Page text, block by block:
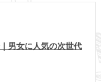
男女に人気の次世代